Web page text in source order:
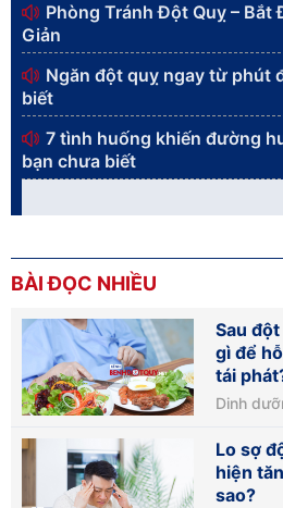
Phòng Tránh Đột Quỵ – Bắt
Giản
Ngăn đột quỵ ngay từ phút
biết
7 tình huống khiến đường
bạn chưa biết
BÀI ĐỌC NHIỀU
Sau
gì để
tái
Dinh
Lo sợ
hiện
sao?